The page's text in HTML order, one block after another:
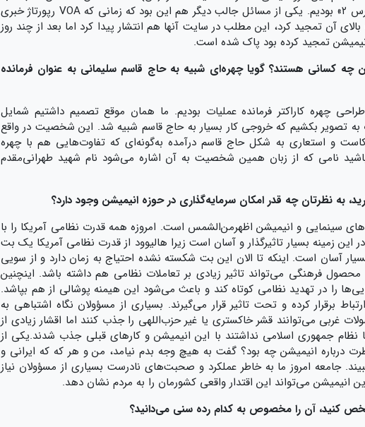
کیفیت بالای این اثر «نبرد خلیج فارس ۲» بودیم. یکی از مسائل جالب دیگر هم این بود که زمانی که VOA رپورتاژ خبری
آن تمجید کرد، این مطلب در سایت آنها هم انتشار پیدا کرد اما بعد از چند روز
تمجید کرده بود پاک شده است.
کسانی هستند؟ گویا چهره‌ای شبیه به حاج قاسم سلیمانی به عنوان فرمانده
حال طراحی چهره کاراکتر فرمانده عملیات بودیم. ما همان موقع تصمیم داشتیم شمایل
به تصویر بکشیم که خروجی کار بسیار به حاج قاسم شبیه شد. این شخصیت در واقع
و استعاری به شکل حاج قاسم درآمده به‌گونه‌ای که تفاوت‌هایی هم با چهره
باشید نامی که از زبان همین شخصیت به آن اشاره می‌شود نام شهید طهرانی‌مقدم
به نظرتان چه قدر امکان سرمایه‌گذاری در حوزه انیمیشن وجود دارد؟
سینمایی و انیمیشن اظهرمن‌الشمس است. امروزه همه قدرت نظامی آمریکا را با
این زمینه بسیار تاثیرگذار و آسان است زیرا هالیوود از قدرت نظامی آمریکا یک بت
آسان است. اینکه تا الان این بت شکسته نشده احتیاج به زمان دارد و از سویی
فرهنگی می‌تواند تاثیر زیادی بر تعاملات نظامی هم داشته باشد. اینچنین
را در تهدید نظامی کوتاه کند و باعث می‌شود این هیمنه پوشالی از هم بپاشد.
برقرار کرده و تحت تاثیر قرار می‌گیرند. بسیاری از مسؤولان نگاه اشتباهی به
غربی می‌توانند قشر خاکستری یا غیر حزب‌اللهی را جذب کنند اما اقشار زیادی از
جمهوری اسلامی نداشتند با این انیمیشن و کارهای قبلی جذب شدند.یکی از
درباره انیمیشن چه بود؟ گفت به هیچ وجه بدم نیامد، من و هر که که ایرانی و
جامعه امروز ما به خاطر عملکرد و صحبت‌های نادرست بسیاری از مسؤولان نیاز
انیمیشن می‌تواند این اقتدار واقعی کشورمان را به مردم نشان دهد.
کنید، آن را مخصوص به کدام رده سنی می‌دانید؟